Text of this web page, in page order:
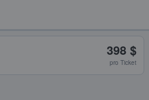
398 $
pro Ticket